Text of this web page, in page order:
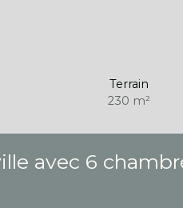
Terrain
230 m²
avec 6